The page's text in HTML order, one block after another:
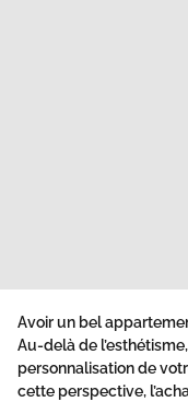
Avoir un bel
Au-delà de
personnalisation de
cette perspective,